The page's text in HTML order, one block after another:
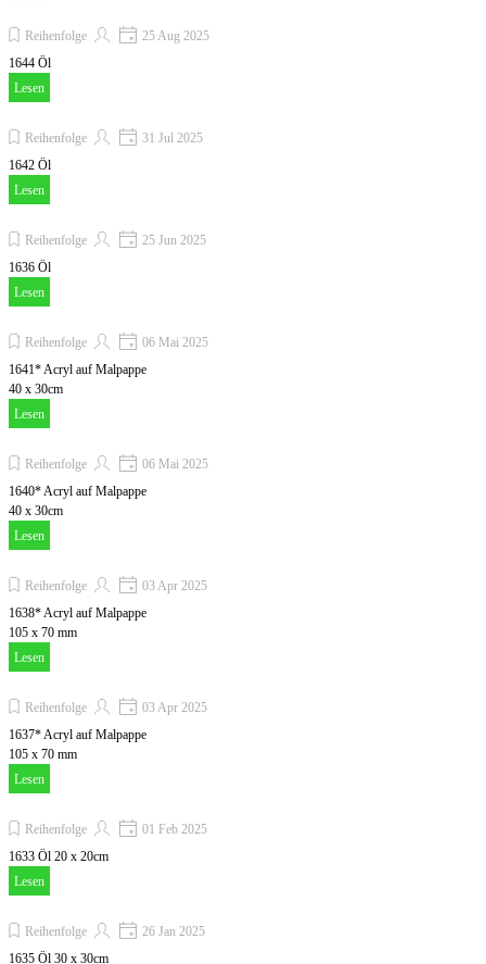
Reihenfolge
25 Aug 2025
1644 Öl
Lesen
Reihenfolge
31 Jul 2025
1642 Öl
Lesen
Reihenfolge
25 Jun 2025
1636 Öl
Lesen
Reihenfolge
06 Mai 2025
1641* Acryl auf Malpappe
40 x 30cm
Lesen
Reihenfolge
06 Mai 2025
1640* Acryl auf Malpappe
40 x 30cm
Lesen
Reihenfolge
03 Apr 2025
1638* Acryl auf Malpappe
105 x 70 mm
Lesen
Reihenfolge
03 Apr 2025
1637* Acryl auf Malpappe
105 x 70 mm
Lesen
Reihenfolge
01 Feb 2025
1633 Öl 20 x 20cm
Lesen
Reihenfolge
26 Jan 2025
1635 Öl 30 x 30cm